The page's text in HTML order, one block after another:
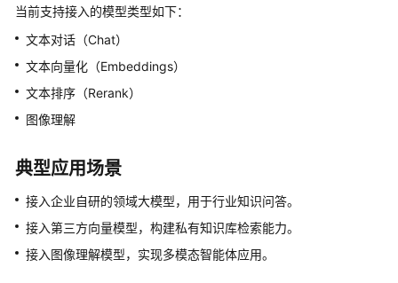
使
用
计
费
说
低
代
开
发
当前支持接入的模型类型如下：
文本对话（Chat）
文本向量化（Embeddings）
文本排序（Rerank）
图像理解
典型应用场景
接入企业自研的领域大模型，用于行业知识问答。
接入第三方向量模型，构建私有知识库检索能力。
接入图像理解模型，实现多模态智能体应用。